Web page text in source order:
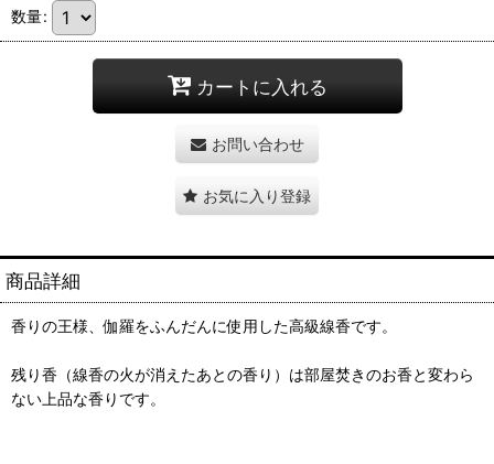
数量:
カートに入れる
お問い合わせ
お気に入り登録
商品詳細
香りの王様、伽羅をふんだんに使用した高級線香です。
残り香（線香の火が消えたあとの香り）は部屋焚きのお香と変わら
ない上品な香りです。